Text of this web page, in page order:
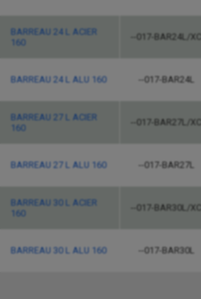
BARREAU 24 L ACIER
160
--017-BAR24L/XC
BARREAU 24 L ALU 160 --017-BAR24L
BARREAU 27 L ACIER
160
--017-BAR27L/XC
BARREAU 27 L ALU 160 --017-BAR27L
BARREAU 30 L ACIER
160
--017-BAR30L/XC
BARREAU 30 L ALU 160 --017-BAR30L